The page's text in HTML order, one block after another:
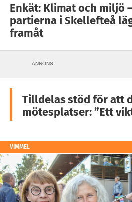
Enkät: Klimat och miljö
partierna i Skellefteå
framåt
ANNONS
Tilldelas stöd för att
mötesplatser: ”Ett
VIMMEL